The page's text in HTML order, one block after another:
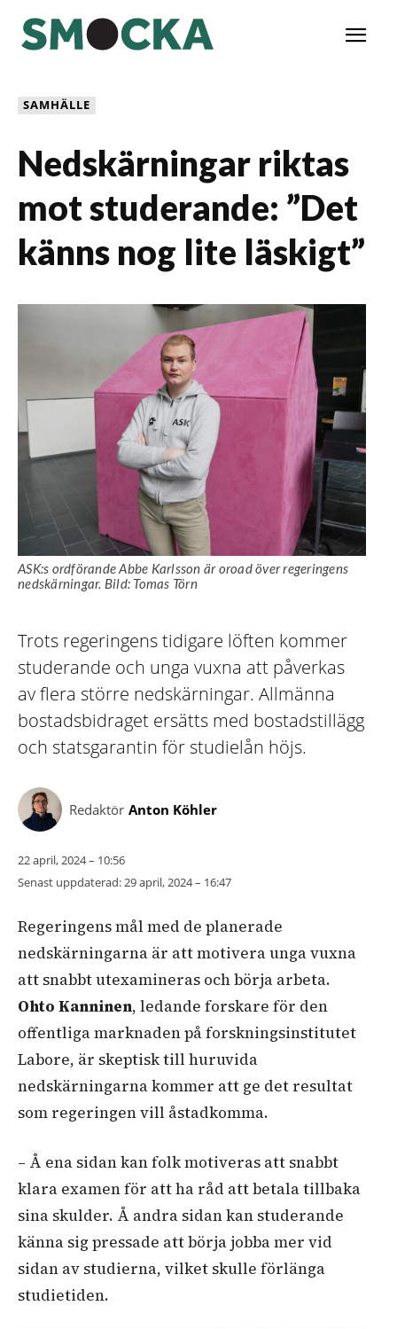
SAMHÄLLE
Nedskärningar riktas
mot studerande: ”Det
känns nog lite läskigt”
ASK:s ordförande Abbe Karlsson är oroad över regeringens
nedskärningar. Bild: Tomas Törn
Trots regeringens tidigare löften kommer
studerande och unga vuxna att påverkas
av flera större nedskärningar. Allmänna
bostadsbidraget ersätts med bostadstillägg
och statsgarantin för studielån höjs.
Redaktör Anton Köhler
22 april, 2024 – 10:56
Senast uppdaterad:29 april, 2024 – 16:47
Regeringens mål med de planerade
nedskärningarna är att motivera unga vuxna
att snabbt utexamineras och börja arbeta.
Ohto Kanninen, ledande forskare för den
offentliga marknaden på forskningsinstitutet
Labore, är skeptisk till huruvida
nedskärningarna kommer att ge det resultat
som regeringen vill åstadkomma.
– Å ena sidan kan folk motiveras att snabbt
klara examen för att ha råd att betala tillbaka
sina skulder. Å andra sidan kan studerande
känna sig pressade att börja jobba mer vid
sidan av studierna, vilket skulle förlänga
studietiden.